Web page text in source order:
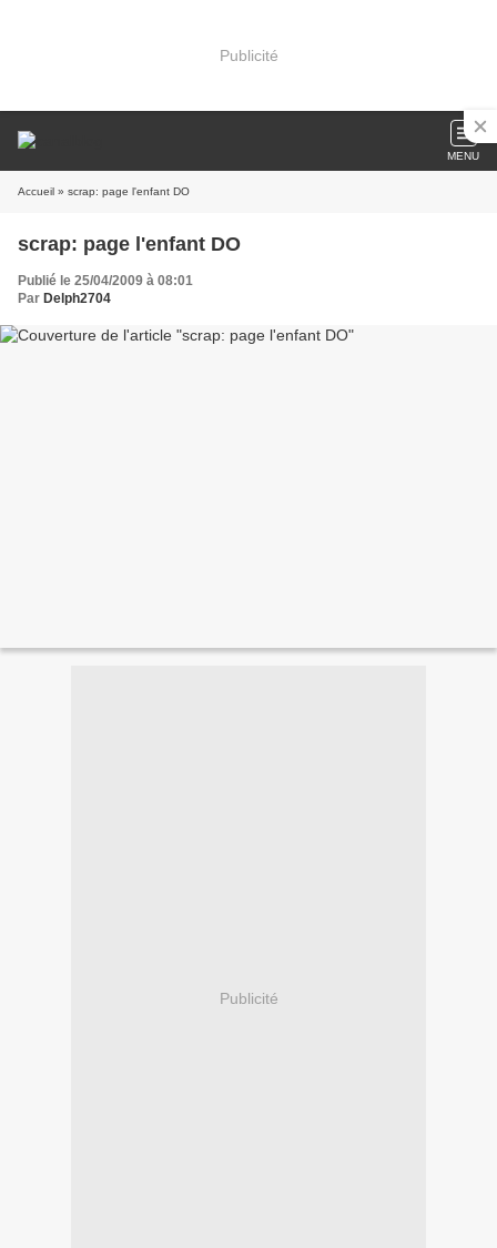
Publicité
MENU
Accueil » scrap: page l'enfant DO
scrap: page l'enfant DO
Publié le 25/04/2009 à 08:01
Par Delph2704
Publicité